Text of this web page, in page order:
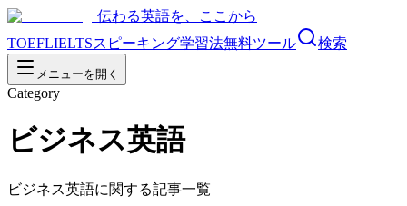
伝わる英語を、ここから
TOEFLIELTSスピーキング学習法無料ツール 検索
メニューを開く
Category
ビジネス英語
ビジネス英語に関する記事一覧